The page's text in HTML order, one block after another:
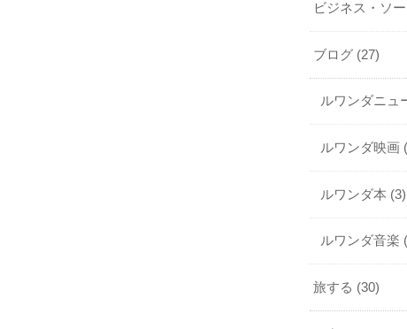
ビジネス・ソ
ブログ (27)
ルワンダニュ
ルワンダ映画
ルワンダ本 (3)
ルワンダ音楽
旅する (30)